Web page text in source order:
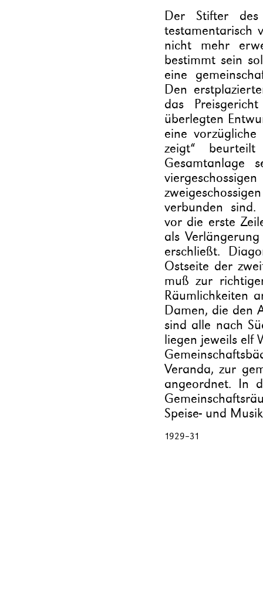
Der Stifter
testamentarisch
nicht mehr
bestimmt sein
eine
Den
das
überlegten
eine
zeigt“
Gesamtanlage
verbunden sind.
vor die erste
als
erschließt.
Ostseite der
muß zur
Räumlichkeiten
Damen, die den
sind alle nach
liegen jeweils elf
Veranda, zur
angeordnet. In
Speise- und
1929–31